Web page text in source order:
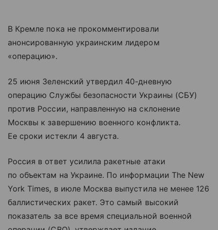
В Кремле пока не прокомментировали
анонсированную украинским лидером
«операцию».
25 июня Зеленский утвердил 40-дневную
операцию Службы безопасности Украины (СБУ)
против России, направленную на склонение
Москвы к завершению военного конфликта.
Ее сроки истекли 4 августа.
Россия в ответ усилила ракетные атаки
по объектам на Украине. По информации The New
York Times, в июле Москва выпустила не менее 126
баллистических ракет. Это самый высокий
показатель за все время специальной военной